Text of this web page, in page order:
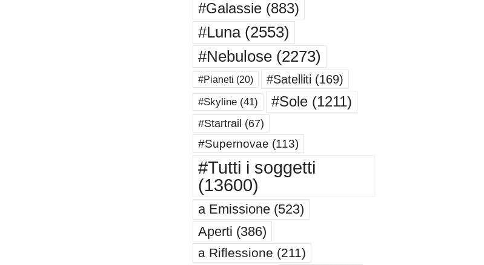
#Galassie(883)
#Luna(2553)
#Nebulose(2273)
#Pianeti (20) #Satelliti (169)
#Skyline(41) #Sole(1211)
#Startrail (67)
#Supernovae (113)
#Tutti i soggetti
(13600)
a Emissione(523)
Aperti (386)
a Riflessione (211)